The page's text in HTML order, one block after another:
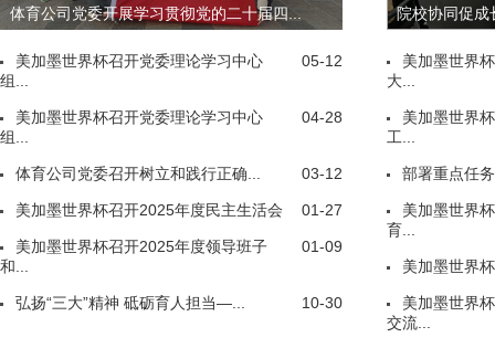
体育公司党委开展学习贯彻党的二十届四...
05-12
美加墨世界杯召开党委理论学习中心
组...
04-28
美加墨世界杯召开党委理论学习中心
组...
03-12
体育公司党委召开树立和践行正确...
01-27
美加墨世界杯召开2025年度民主生活会
01-09
美加墨世界杯召开2025年度领导班子
和...
10-30
弘扬“三大”精神 砥砺育人担当—...
院校协同促
美加墨世界
大...
美加墨世界
工...
部署重点任
美加墨世界
育...
美加墨世界
美加墨世界
交流...